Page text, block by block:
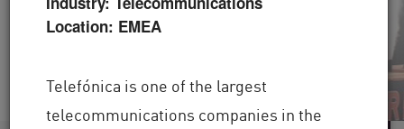
Location: EMEA
Telefónica is one of the largest
telecommunications companies in the
Jetzt lesen Video ansehen